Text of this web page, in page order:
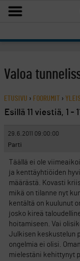
Valoa
ETUSIVU › FOORUMIT ›
Esillä 11 viestiä, 1 -
29.6.2011 09:00:00
Parti
Täällä ei ole
ja kenttäyhtiöiden
määrästä. Kovasti
mikä on tilanne nyt
kentältä on kuulunut
josko kireä
hoitamiseen. Vai
Julkisen keskustelun
ongelmia ei olisi.
mielestäni kehittynyt